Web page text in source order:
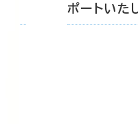
ポートいた